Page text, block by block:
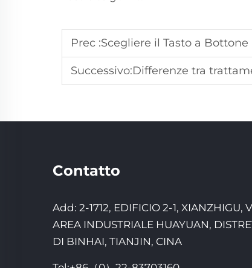
Prec :Scegliere il Tasto a Bottone Filettato
Successivo:Differenze tra trattamento di cementazione e
Contatto
Add: 2-1712, EDIFICIO 2-1, XIANZHIGU,
AREA INDUSTRIALE HUAYUAN,
DI BINHAI, TIANJIN, CINA